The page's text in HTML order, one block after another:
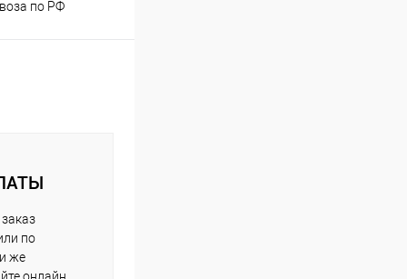
по РФ
по
же